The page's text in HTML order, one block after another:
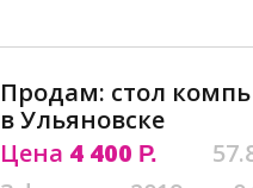
Продам: стол
в Ульяновске
Цена 4 400 Р.